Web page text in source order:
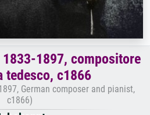
1897, compositore
tedesco, c1866
German composer and pianist,
c1866)